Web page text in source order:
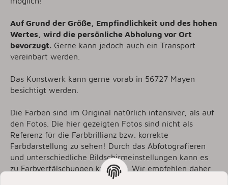
Auf Grund der Größe, Empfindlichkeit und des hohen
Wertes, wird die persönliche Abholung vor Ort
bevorzugt. Gerne kann jedoch auch ein Transport
vereinbart werden.
Das Kunstwerk kann gerne vorab in 56727 Mayen
besichtigt werden.
Die Farben sind im Original natürlich intensiver, als auf
den Fotos. Die hier gezeigten Fotos sind nicht als
Referenz für die Farbbrillianz bzw. korrekte
Farbdarstellung zu sehen! Durch das Abfotografieren
und unterschiedliche Bildschirmeinstellungen kann es
zu Farbverfälschungen kommen. Wir empfehlen daher
das Original bei uns vor Ort zu besichtigen!